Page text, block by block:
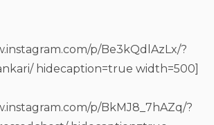
p/Be3kQdlAzLx/?
hidecaption=true width=500]
p/BkMJ8_7hAZq/?